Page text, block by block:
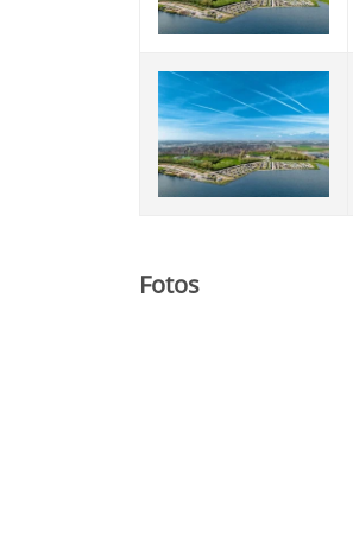
Fotos